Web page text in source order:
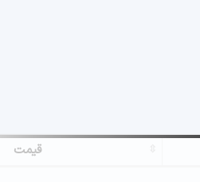
قیمت